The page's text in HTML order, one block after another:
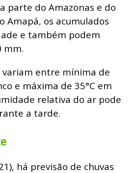
parte do Amazonas e do
Amapá, os acumulados
e também podem
mm.
entre mínima de
e máxima de 35°C em
relativa do ar pode
a tarde.
há previsão de chuvas